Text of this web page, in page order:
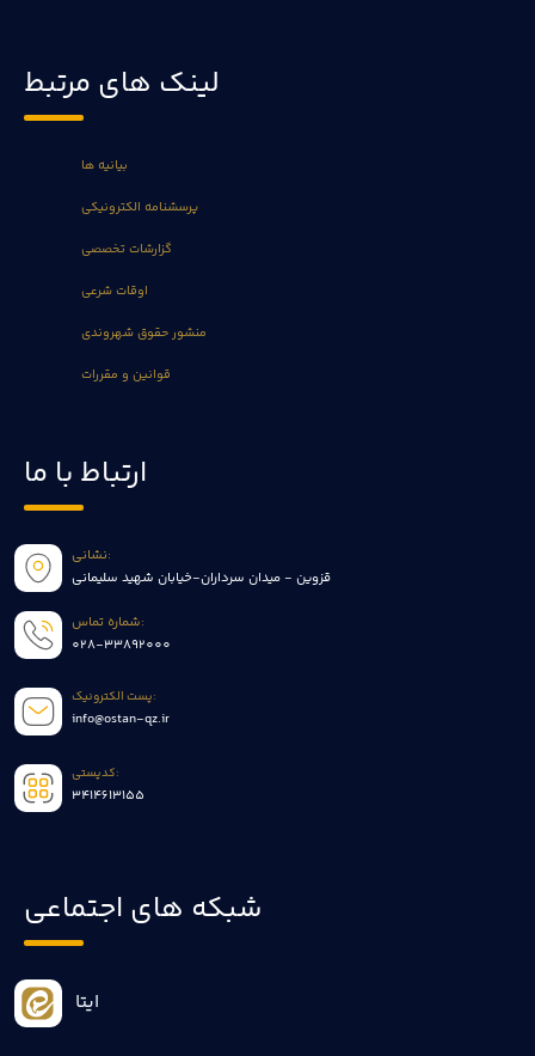
لینک های مرتبط
بیانیه ها
پرسشنامه الکترونیکی
گزارشات تخصصی
اوقات شرعی
منشور حقوق شهروندی
قوانین و مقررات
ارتباط با ما
نشانی:
قزوین - میدان سرداران-خیابان شهید سلیمانی
شماره تماس:
028-33892000
پست الکترونیک:
info@ostan-qz.ir
کدپستی:
3414613155
شبکه های اجتماعی
ایتا